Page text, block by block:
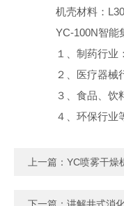
机壳材料：
YC-100N智能
１、制药行业：
２、医疗器械行
３、食品、饮料
４、环保行业等
上一篇： YC喷雾干燥